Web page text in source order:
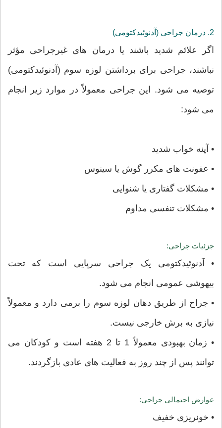
2. درمان جراحی (آدنوئیدکتومی)
اگر علائم شدید باشند یا درمان های غیرجراحی مؤثر
نباشند، جراحی برای برداشتن لوزه سوم (آدنوئیدکتومی)
توصیه می شود. این جراحی معمولاً در موارد زیر انجام
می شود:
• آپنه خواب شدید
• عفونت های مکرر گوش یا سینوس
• مشکلات گفتاری یا شنوایی
• مشکلات تنفسی مداوم
جزئیات جراحی:
• آدنوئیدکتومی یک جراحی سرپایی است که تحت
بیهوشی عمومی انجام می شود.
• جراح از طریق دهان لوزه سوم را برمی دارد و معمولاً
نیازی به برش خارجی نیست.
• زمان بهبودی معمولاً 1 تا 2 هفته است و کودکان می
توانند پس از چند روز به فعالیت های عادی بازگردند.
عوارض احتمالی جراحی:
• خونریزی خفیف